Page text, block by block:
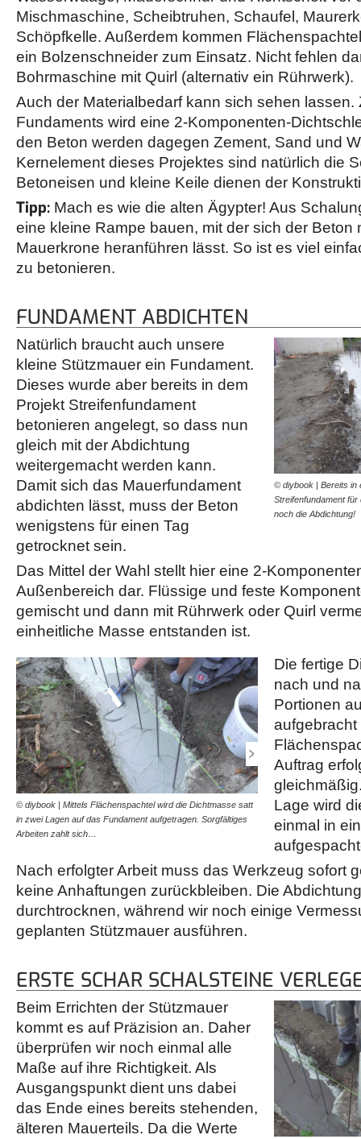
Mischmaschine, Scheibtruhen, Schaufel,
Schöpfkelle. Außerdem kommen
ein Bolzenschneider zum Einsatz. Nicht fehlen
Bohrmaschine mit Quirl (alternativ ein Rührwerk).
Auch der Materialbedarf kann sich sehen lassen.
Fundaments wird eine 2-Komponenten-
den Beton werden dagegen Zement, Sand und
Kernelement dieses Projektes sind natürlich die
Betoneisen und kleine Keile dienen der
Tipp: Mach es wie die alten Ägypter! Aus
eine kleine Rampe bauen, mit der sich der Beton
Mauerkrone heranführen lässt. So ist es viel
zu betonieren.
FUNDAMENT ABDICHTEN
© diybook | Bereits in
Streifenfundament für
noch die Abdichtung!
Natürlich braucht auch unsere
kleine Stützmauer ein Fundament.
Dieses wurde aber bereits in dem
Projekt Streifenfundament
betonieren angelegt, so dass nun
gleich mit der Abdichtung
weitergemacht werden kann.
Damit sich das Mauerfundament
abdichten lässt, muss der Beton
wenigstens für einen Tag
getrocknet sein.
Das Mittel der Wahl stellt hier eine 2-
Außenbereich dar. Flüssige und feste
gemischt und dann mit Rührwerk oder Quirl
einheitliche Masse entstanden ist.
© diybook | Mittels Flächenspachtel wird die Dichtmasse satt
in zwei Lagen auf das Fundament aufgetragen. Sorgfältiges
Arbeiten zahlt sich…
© diybook | Nach dem
Werkzeug sofort
ausgehärtet, könnte das
Die fertige
nach und
Portionen
Auftrag
Lage wird
einmal in
Nach erfolgter Arbeit muss das Werkzeug sofort
keine Anhaftungen zurückbleiben. Die
durchtrocknen, während wir noch einige
geplanten Stützmauer ausführen.
ERSTE SCHAR SCHALSTEINE
Beim Errichten der Stützmauer
kommt es auf Präzision an. Daher
überprüfen wir noch einmal alle
Maße auf ihre Richtigkeit. Als
Ausgangspunkt dient uns dabei
das Ende eines bereits stehenden,
älteren Mauerteils. Da die Werte